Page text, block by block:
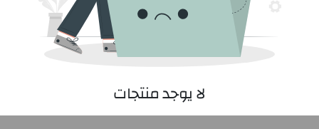
لا يوجد منتجات